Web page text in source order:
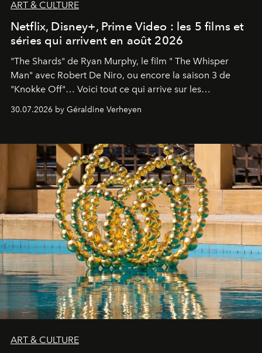
ART & CULTURE
Netflix, Disney+, Prime Video : les 5 films et
séries qui arrivent en août 2026
"The Shards" de Ryan Murphy, le film " The Whisper
Man" avec Robert De Niro, ou encore la saison 3 de
"Knokke Off"… Voici tout ce qui arrive sur les
plateformes de streaming en août 2026.
30.07.2026 by Géraldine Verheyen
ART & CULTURE